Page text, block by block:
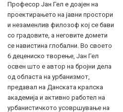
Професор Јан Гел е доајен на
проектирањето на јавни простори
и незаменлив филозоф кој се бави
со градовите, а неговите домети
се навистина глобални. Во своето
6 децениско творење, Јан Гел
освен што e автор на бројни дела
од областа на урбанизмот,
предавал на Данската кралска
академија и активно работел на
урбанистичкото усовршување на